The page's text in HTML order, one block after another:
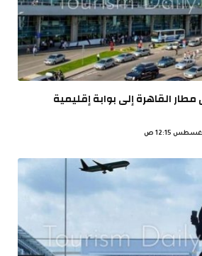
القاهرة إلى بوابة إقليمية